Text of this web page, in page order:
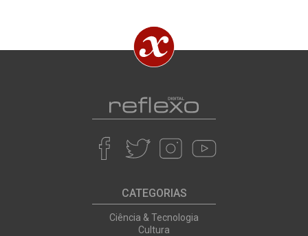
CATEGORIAS
Ciência & Tecnologia
Cultura